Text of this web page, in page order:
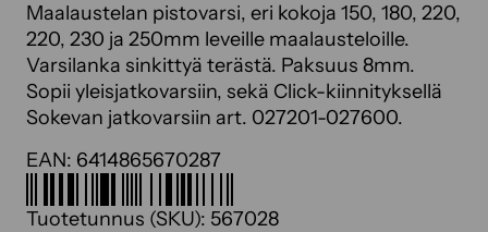
Maalaustelan pistovarsi, eri kokoja 150, 180, 220,
220, 230 ja 250mm leveille maalausteloille.
Varsilanka sinkittyä terästä. Paksuus 8mm.
Sopii yleisjatkovarsiin, sekä Click-kiinnityksellä
Sokevan jatkovarsiin art. 027201-027600.
EAN: 6414865670287
Tuotetunnus (SKU): 567028